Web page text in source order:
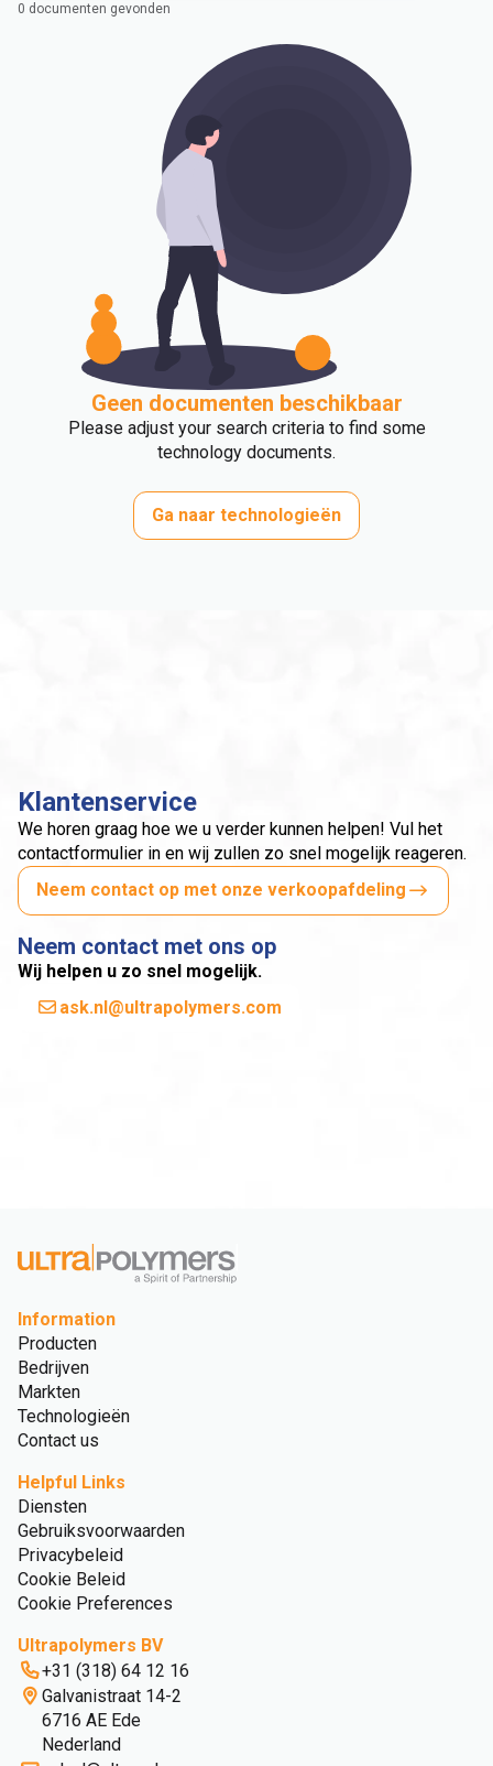
0 documenten gevonden
Geen documenten beschikbaar
Please adjust your search criteria to find some
technology documents.
Ga naar technologieën
Klantenservice
We horen graag hoe we u verder kunnen helpen! Vul het
contactformulier in en wij zullen zo snel mogelijk reageren.
Neem contact op met onze verkoopafdeling
Neem contact met ons op
Wij helpen u zo snel mogelijk.
ask.nl@ultrapolymers.com
Information
Producten
Bedrijven
Markten
Technologieën
Contact us
Helpful Links
Diensten
Gebruiksvoorwaarden
Privacybeleid
Cookie Beleid
Cookie Preferences
Ultrapolymers BV
+31 (318) 64 12 16
Galvanistraat 14-2
6716 AE Ede
Nederland